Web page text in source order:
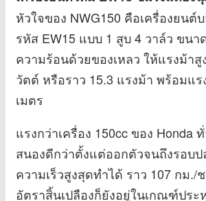
หัวใจของ NWG150 คือเครื่องยนต์
รหัส EW15 แบบ 1 สูบ 4 วาล์ว ขนา
ความร้อนด้วยของเหลว ให้แรงม้าสู
วัตต์ หรือราว 15.3 แรงม้า พร้อมแ
เมตร
แรงกว่าเครื่อง 150cc ของ Honda
สนองดีกว่าตั้งแต่ออกตัวจนถึงรอบป
ความเร็วสูงสุดทำได้ ราว 107 กม./
อัตราสิ้นเปลืองก็ยังอยู่ในเกณฑ์ปร